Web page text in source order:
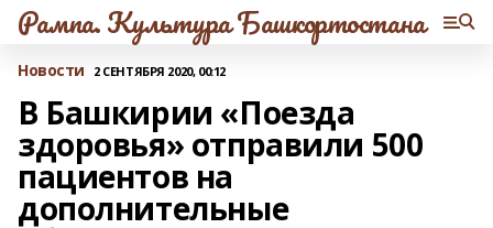
Рампа. Культура Башкортостана
Новости 2 СЕНТЯБРЯ 2020, 00:12
В Башкирии «Поезда
здоровья» отправили 500
пациентов на
дополнительные